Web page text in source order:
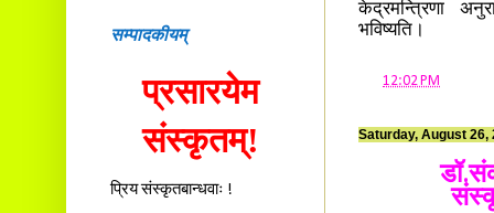
केद्रमन्त्रिणा
भविष्यति।
12:02 PM
Saturday, August 26,
सम्पादकीयम्
प्रसारयेम
संस्कृतम्!
प्रिय संस्कृतबान्धवाः !